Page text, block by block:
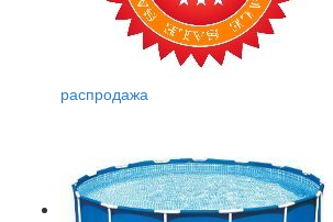
распродажа